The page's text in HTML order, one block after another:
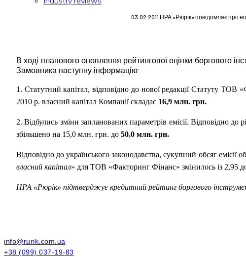
03.02.2011 НРА «Рюрік» повідомляє про
В ході планового оновлення рейтингової оцінки боргового
Замовника наступну інформацію:
1. Статутний капітал, відповідно до нової редакції Статуту ТОВ
2010 р. власний капітал Компанії складає 16,9 млн. грн.
2. Відбулись зміни запланованих параметрів емісії. Відповідно
збільшено на 15,0 млн. грн. до 50,0 млн. грн.
Відповідно до українського законодавства, сукупний обсяг
власний капітал» для ТОВ «Факторинг Фінанс» змінилось із 2,95
НРА «Рюрік» підтверджує кредитний рейтинг боргового
info@rurik.com.ua
+38 (099) 037-19-83